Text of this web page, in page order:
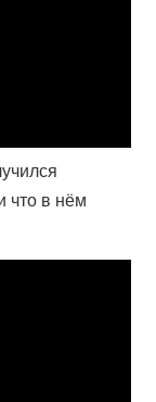
что в нём